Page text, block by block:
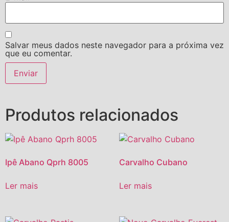
Salvar meus dados neste navegador para a próxima vez
que eu comentar.
Produtos relacionados
Ipê Abano Qprh 8005
Ler mais
Carvalho Cubano
Ler mais